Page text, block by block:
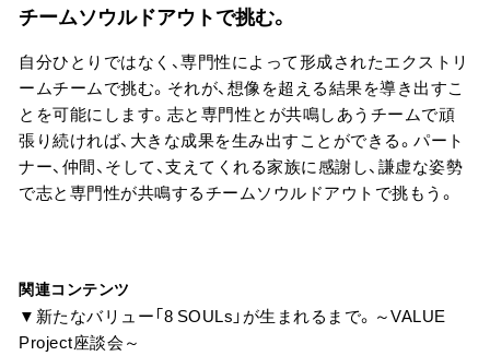
チームソウルドアウトで挑む。
自分ひとりではなく、専門性によって形成されたエクストリ
ームチームで挑む。それが、想像を超える結果を導き出すこ
とを可能にします。志と専門性とが共鳴しあうチームで頑
張り続ければ、大きな成果を生み出すことができる。パート
ナー、仲間、そして、支えてくれる家族に感謝し、謙虚な姿勢
で志と専門性が共鳴するチームソウルドアウトで挑もう。
関連コンテンツ
▼新たなバリュー「8 SOULs」が生まれるまで。～VALUE
Project座談会～